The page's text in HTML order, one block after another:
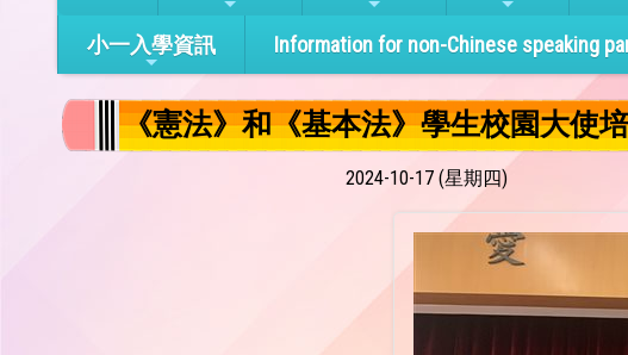
小一入學資訊 Information for non-Chinese speaking
《憲法》和《基本法》學生校園大使
2024-10-17 (星期四)